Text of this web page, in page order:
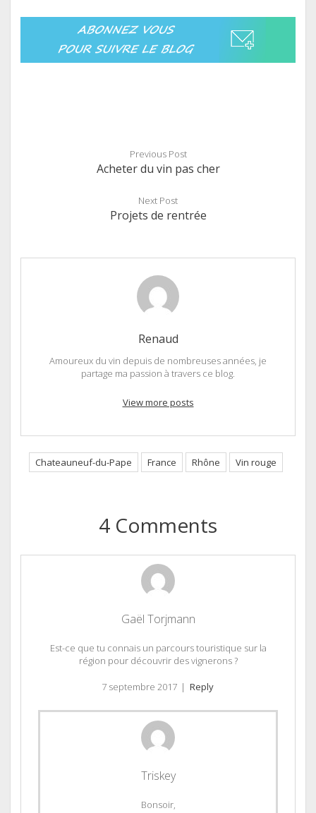
Previous Post
Acheter du vin pas cher
Next Post
Projets de rentrée
Renaud
Amoureux du vin depuis de nombreuses années, je
partage ma passion à travers ce blog.
View more posts
Chateauneuf-du-Pape France Rhône Vin rouge
4 Comments
Gaël Torjmann
Est-ce que tu connais un parcours touristique sur la
région pour découvrir des vignerons ?
7 septembre 2017 | Reply
Triskey
Bonsoir,